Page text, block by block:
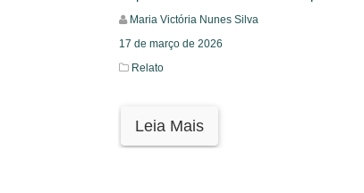
Maria Victória Nunes Silva
17 de março de 2026
Relato
Leia Mais